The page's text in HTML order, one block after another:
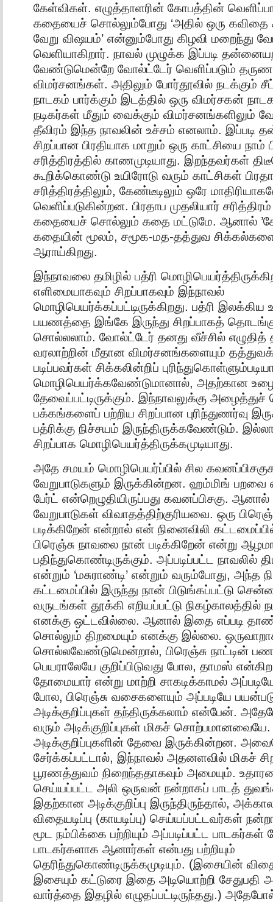
கேள்விகள். எழுத்தாளரின் கோபத்தின்
கதையைச் சொல்லும்போது ‘அதில் ஒரு கவிதை
வேறு விஷயம்’ என்னும்போது கிழவி மறைந்து
வெளியாகிறார். நாவல் முழுக்க இப்படி
வேண்டுமென்றே வோல்ட்டேர் வெளிப்படும்
விமர்சனங்கள். அதிலும் போர்தூவில் நடக்கும்
நாடகம் பார்க்கும் இடத்தில் ஒரு விமர்சகன்
நடிகர்கள் மீதும் வைக்கும் விமர்சனங்களிலும்
தீவிரம் இந்த நாவலின் உச்சம் எனலாம். இப்படி
சிறப்பான பிரதியாக மாறும் ஒரு காட்சியை நாம்
சரித்திரத்தில் காணமுடியாது. இறந்தவர்கள்
கூறிக்கொண்டு உயிரோடு வரும் காட்சிகள்
சரித்திரத்திலும், கேண்டீடிலும் ஒரே
வெளிப்படுகின்றன. பிரதாப முதலியார்
கதையைச் சொல்லும் கதை மட்டுமே. ஆனால்
கதையின் மூலம், சமூக-மத-தத்துவ
ஆராய்கிறது.
இந்நாவலை தமிழில் பத்ரி
எளிமையாகவும் சிறப்பாகவும் இந்நாவல்
மொழிபெயர்க்கப்பட்டிருக்கிறது. பத்ரி இலக்கிய
பயணத்தை இங்கே இருந்து சிறப்பாகத்
சொல்லலாம். வோல்ட்டேர் தனது வீச்சில் எழுதித்
வரலாற்றின் மீதான விமர்சனங்களையும்
படிப்பவர்கள் சிக்கலின்றிப்
மொழிபெயர்க்கவேண்டுமானால், அதற்கான
தேவைப்பட்டிருக்கும். இந்நாவலுக்கு அழைத்துச்
பக்கங்களைப் பற்றிய சிறப்பான புரிந்துணர்வு
பத்ரிக்கு நிச்சயம் இருந்திருக்கவேண்டும்.
சிறப்பாக மொழிபெயர்த்திருக்கமுடியாது.
அதே சமயம் மொழிபெயர்ப்பில் சில
வேறுபாடுகளும் இருக்கின்றன. ஹம்மிங்
பேர்ட் என்றெழுதியிருப்பது கவனப்பிசகு.
வேறுபாடுகள் விவாதத்திற்குரியவை. ஒரு
படிக்கிறேன் என்றால் என் நினைவிலி
பிரெஞ்சு நாவலை நான் படிக்கிறேன் என்று
பதிந்துகொண்டிருக்கும். அப்படிப்பட்ட நாவலில்
என்றும் ‘மசுராண்டி’ என்றும் வரும்போது, அந்த
கட்டமைப்பில் இருந்து நான் பிடுங்கப்பட்டு
வருடங்கள் தூக்கி எறியப்பட்டு நிகழ்காலத்தில்
எனக்கு ஒட்டவில்லை. ஆனால் இதை எப்படி
சொல்லும் திறமையும் எனக்கு இல்லை.
சொல்லவேண்டுமென்றால், பிரெஞ்சு நாட்டின்
பெயராலேயே குறிப்பிடுவது போல, தாமஸ்
தோமையார் என்று மாற்றி சாகடிக்காமல்
போல, பிரெஞ்சு வசைகளையும் அப்படியே
அடிக்குறிப்புகள் தந்திருக்கலாம் என்பேன்.
வரும் அடிக்குறிப்புகள் மிகச்
அடிக்குறிப்புகளின் தேவை இருக்கின்றன.
சேர்க்கப்பட்டால், இந்நாவல் அதனளவில் மிகச்
பூரணத்துவம் நிறைந்ததாகவும் அமையும்.
செய்யப்பட்ட அலி ஒருவன் நன்றாகப் பாடத்
இதற்கான அடிக்குறிப்பு இருந்திருந்தால்,
விதையடிப்பு (காயடிப்பு) செய்யப்பட்டவர்கள்
மூட நம்பிக்கை பற்றியும் அப்படிப்பட்ட
பாடகர்களாக ஆனார்கள் என்பது பற்றியும்
தெரிந்துகொண்டிருக்கமுடியும். (இசையின்
இசையும் கட்டுரை இதை அடியொற்றி சேதுபதி
வார்த்தை இதழில் எழுதப்பட்டிருந்தது.)